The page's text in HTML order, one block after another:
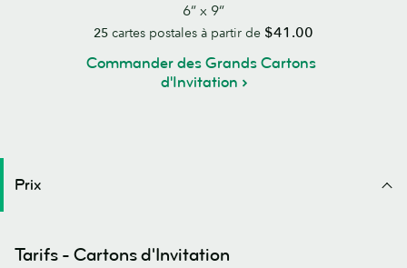
6” x 9”
25 cartes postales à partir de $41.00
Commander des Grands Cartons
d'Invitation
Prix
Tarifs - Cartons d'Invitation